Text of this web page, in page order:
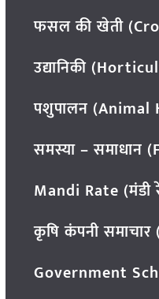
फसल की खेती
उद्यानिकी
पशुपालन (Animal
समस्या – समाधान
Mandi Rate (मंडी
कृषि कंपनी
Government